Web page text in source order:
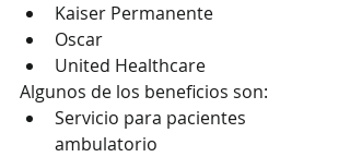
Kaiser Permanente
Oscar
United Healthcare
Algunos de los beneficios son:
Servicio para pacientes
ambulatorio